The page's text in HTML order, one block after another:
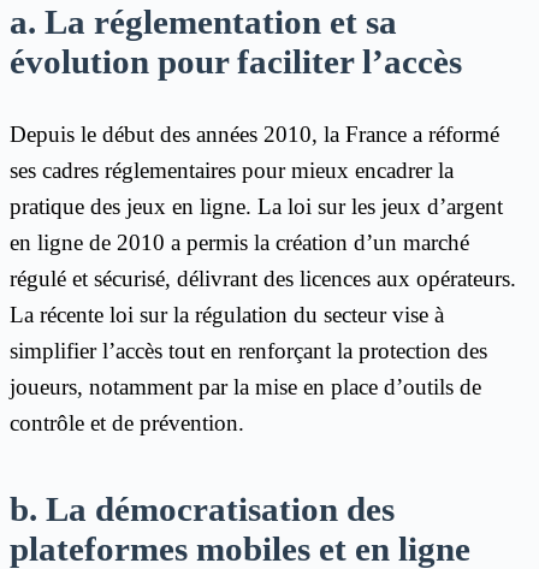
a. La réglementation et sa
évolution pour faciliter l’accès
Depuis le début des années 2010, la France a réformé
ses cadres réglementaires pour mieux encadrer la
pratique des jeux en ligne. La loi sur les jeux d’argent
en ligne de 2010 a permis la création d’un marché
régulé et sécurisé, délivrant des licences aux opérateurs.
La récente loi sur la régulation du secteur vise à
simplifier l’accès tout en renforçant la protection des
joueurs, notamment par la mise en place d’outils de
contrôle et de prévention.
b. La démocratisation des
plateformes mobiles et en ligne